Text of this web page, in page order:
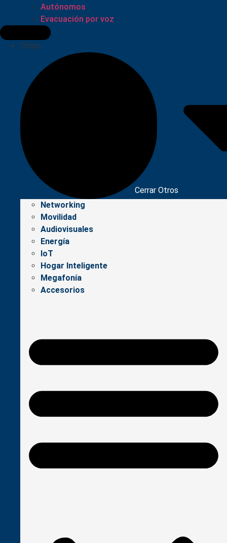
Autónomos
Evacuación por voz
Otros
Cerrar Otros
Networking
Movilidad
Audiovisuales
Energía
IoT
Hogar Inteligente
Megafonía
Accesorios